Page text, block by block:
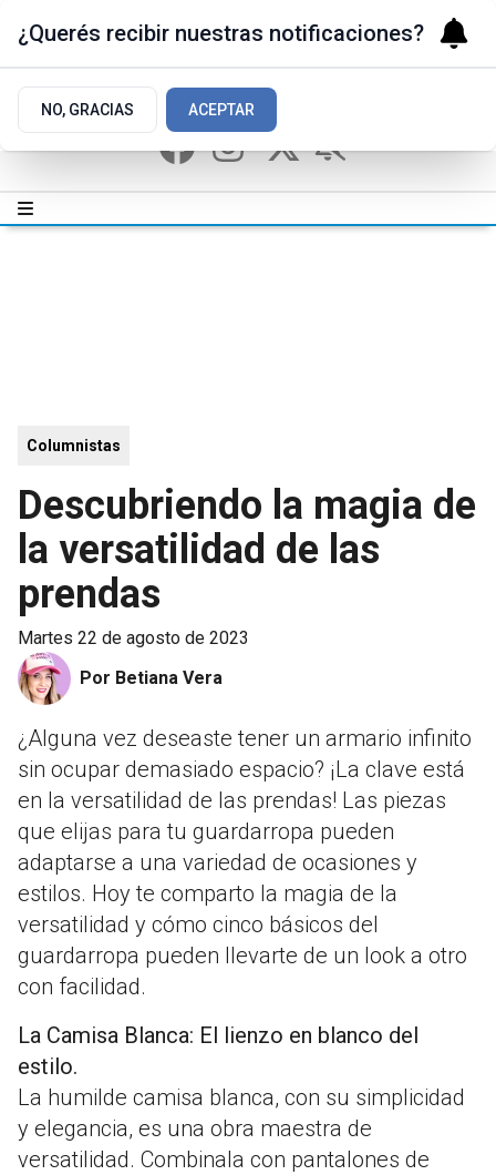
Columnistas
Descubriendo la magia de
la versatilidad de las
prendas
martes 22 de agosto de 2023
Por Betiana Vera
¿Alguna vez deseaste tener un armario infinito
sin ocupar demasiado espacio? ¡La clave está
en la versatilidad de las prendas! Las piezas
que elijas para tu guardarropa pueden
adaptarse a una variedad de ocasiones y
estilos. Hoy te comparto la magia de la
versatilidad y cómo cinco básicos del
guardarropa pueden llevarte de un look a otro
con facilidad.
La Camisa Blanca: El lienzo en blanco del
estilo.
La humilde camisa blanca, con su simplicidad
y elegancia, es una obra maestra de
versatilidad. Combinala con pantalones de
¿Querés recibir nuestras notificaciones?
NO, GRACIAS ACEPTAR